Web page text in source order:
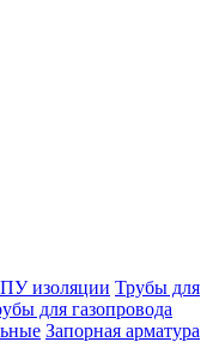
изоляции Трубы для
для газопровода
Запорная арматура